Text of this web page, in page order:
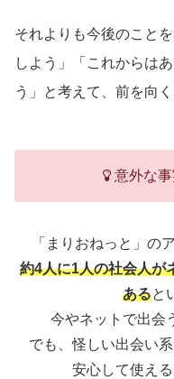
それよりも今後のこと
しよう」「これからは
う」と考えて、前を向
意外な事
「まりおねっと」の
約4人に1人の社会人が
あると
今やネットで出会
でも、怪しい出会い
安心して使え